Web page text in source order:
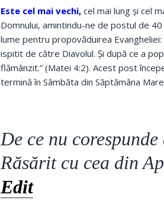
Este cel mai vechi, cel mai lung şi cel
Domnului, amintindu-ne de postul de
lume pentru propovăduirea
ispitit de către Diavolul. Şi după ce a
flămânzit.” (Matei 4:2). Acest post
termină în Sâmbăta din Săptămâna
De ce nu
Răsărit cu cea din
Edit